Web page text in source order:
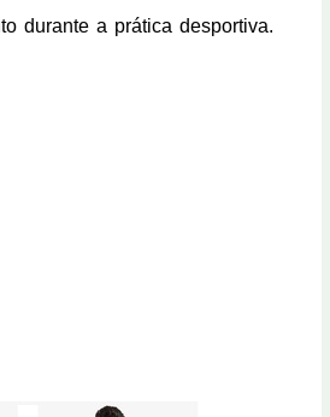
durante a prática desportiva.